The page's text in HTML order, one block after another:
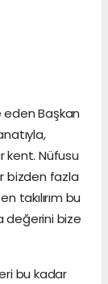
eden Başkan
kent. Nüfusu
bizden fazla
takılırım bu
değerini bize
bu kadar